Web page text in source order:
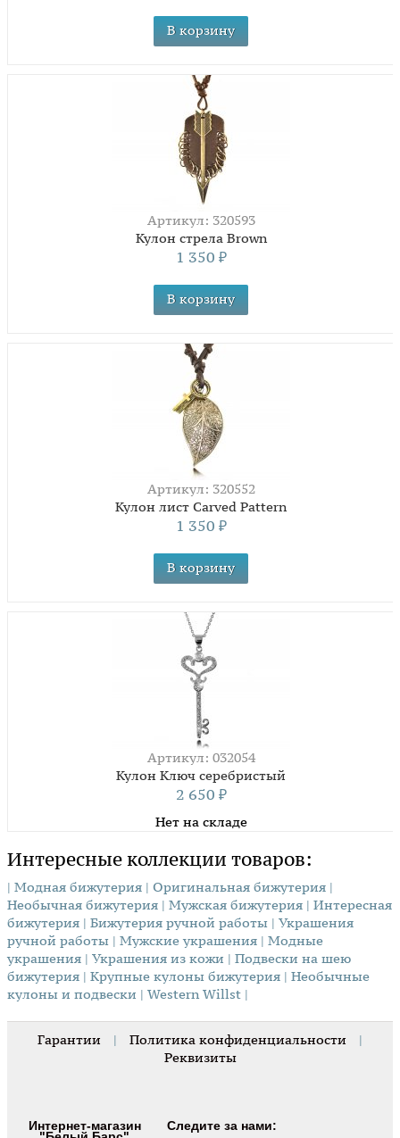
Артикул: 320593
Кулон стрела Brown
1 350 ₽
Артикул: 320552
Кулон лист Carved Pattern
1 350 ₽
Артикул: 032054
Кулон Ключ серебристый
2 650 ₽
Нет на складе
Интересные коллекции товаров:
| Модная бижутерия | Оригинальная бижутерия |
Необычная бижутерия | Мужская бижутерия | Интересная
бижутерия | Бижутерия ручной работы | Украшения
ручной работы | Мужские украшения | Модные
украшения | Украшения из кожи | Подвески на шею
бижутерия | Крупные кулоны бижутерия | Необычные
кулоны и подвески | Western Willst |
Гарантии | Политика конфиденциальности
|
Реквизиты
Интернет-магазин Следите за нами: